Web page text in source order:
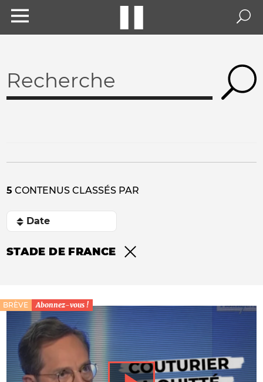
5 CONTENUS CLASSÉS PAR
STADE DE FRANCE
BRÈVE Abonnez-vous !